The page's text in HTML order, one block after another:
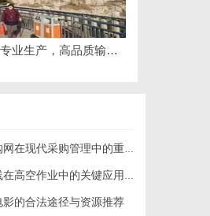
保定尼龙输送带厂专业生产，高品质输送解决方案
代采购管理中的重要作用与应用
作业中的关键应用与安全保障
的合法途径与资源推荐